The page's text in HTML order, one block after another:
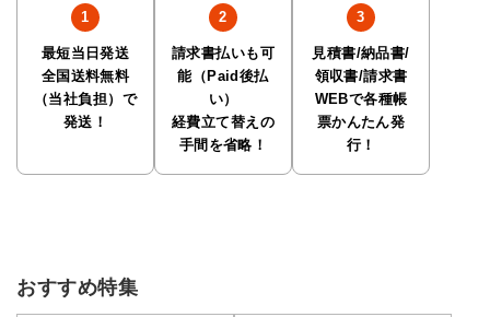
最短当日発送
全国送料無料
（当社負担）で
発送！
請求書払いも可
能（Paid後払
い）
経費立て替えの
手間を省略！
見積書/納品書/
領収書/請求書
WEBで各種帳
票かんたん発
行！
おすすめ特集